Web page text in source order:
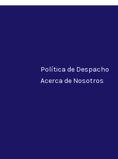
Política de Despacho
Acerca de Nosotros